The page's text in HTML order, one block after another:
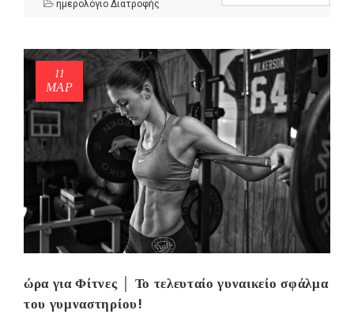
ημερολόγιο Διατροφής
11
ΜΑΡ
ώρα για Φίτνες │ Το τελευταίο γυναικείο σφάλμα
του γυμναστηρίου!
NEWSLETTER
Get ti
mel
y updates
fro
m
your favorite
products